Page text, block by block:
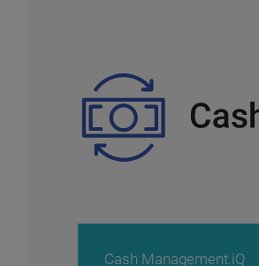
Cash Management.iQ